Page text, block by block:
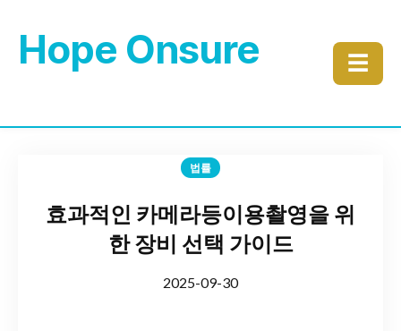
Hope Onsure ☰
법률
효과적인 카메라등이용촬영을 위
한 장비 선택 가이드
2025-09-30